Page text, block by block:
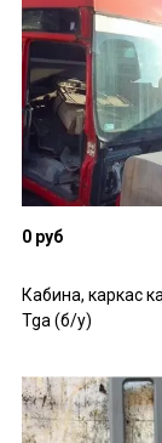
0 руб
Кабина, каркас
Tga (б/у)